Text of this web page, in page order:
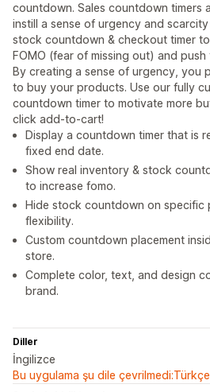
countdown. Sales countdown timers
instill a sense of urgency and
stock countdown & checkout timer
FOMO (fear of missing out) and
By creating a sense of urgency, you
to buy your products. Use our fully
countdown timer to motivate more
click add-to-cart!
Display a countdown timer that is
fixed end date.
Show real inventory & stock
to increase fomo.
Hide stock countdown on specific
flexibility.
Custom countdown placement
store.
Complete color, text, and design
brand.
Diller
İngilizce
Bu uygulama şu dile çevrilmedi:Türkçe